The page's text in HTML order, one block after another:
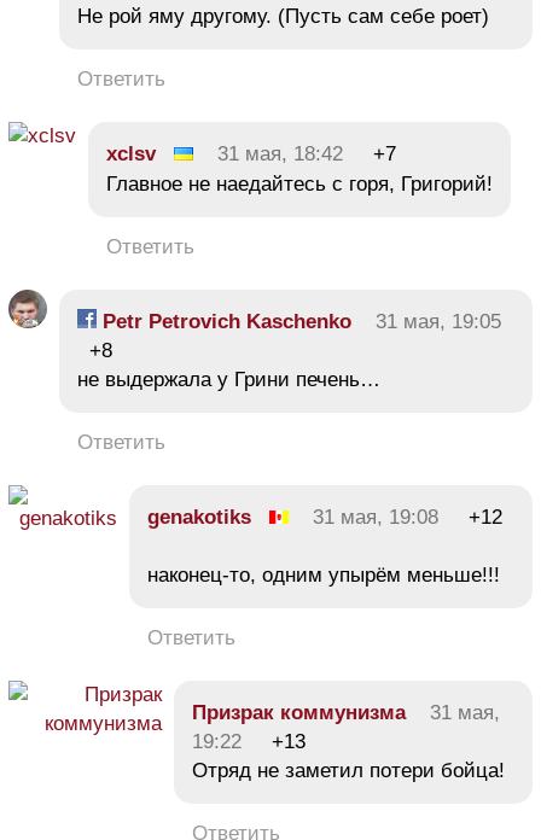
Не рой яму другому. (Пусть сам себе роет)
Ответить
xclsv 31 мая, 18:42
+7
Главное не наедайтесь с горя, Григорий!
Ответить
Petr Petrovich Kaschenko
31 мая, 19:05
+8
не выдержала у Грини печень…
Ответить
genakotiks 31 мая, 19:08 +12
наконец-то, одним упырём меньше!!!
Ответить
Призрак коммунизма
31 мая,
19:22
+13
Отряд не заметил потери бойца!
Ответить